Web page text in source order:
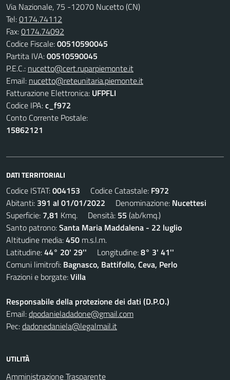
Via Nazionale, 75 -12070 Nucetto (CN)
Tel:0174.74112
Fax:0174.74092
Codice Fiscale:00510590045
Partita IVA:00510590045
P.E.C.: nucetto@cert.ruparpiemonte.it
Email: nucetto@reteunitaria.piemonte.it
Fatturazione Elettronica: UFPFLI
Codice IPA:c_f972
Conto Corrente Postale:
15862121
DATI TERRITORIALI
Codice ISTAT:004153 Codice Catastale: F972
Abitanti: 391 al 01/01/2022 Denominazione: Nucettesi
Superficie: 7,81 Kmq. Densità: 55 (ab/kmq.)
Santo patrono:Santa Maria Maddalena - 22 luglio
Altitudine media:450 m.s.l.m.
Latitudine:44° 20' 29'' Longitudine:8° 3' 41''
Comuni limitrofi: Bagnasco, Battifollo, Ceva, Perlo
Frazioni e borgate:Villa
Responsabile della protezione dei dati (D.P.O.)
Email:dpodanieladadone@gmail.com
Pec:dadonedaniela@legalmail.it
UTILITÀ
Amministrazione Trasparente